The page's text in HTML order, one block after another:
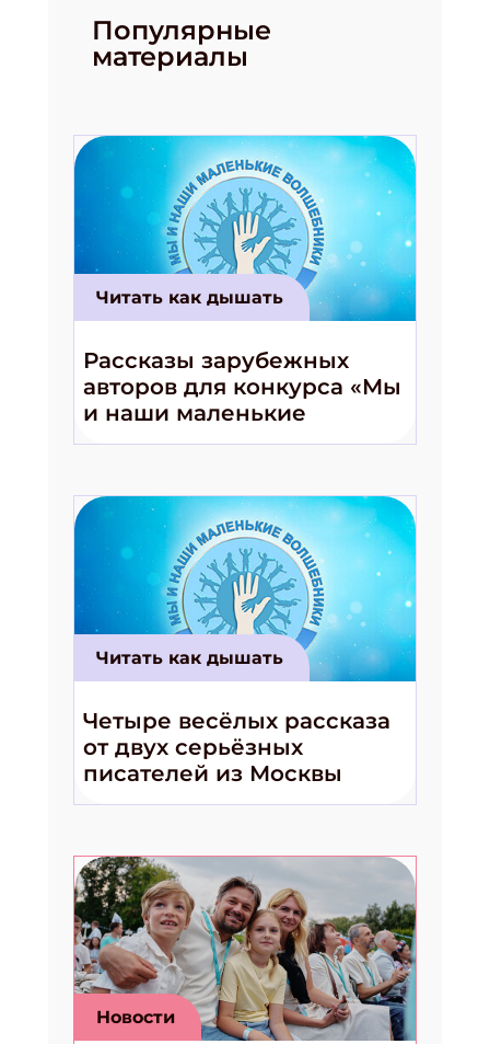
Популярные
материалы
Читать как дышать
Рассказы зарубежных
авторов для конкурса «Мы
и наши маленькие
волшебники!»
Читать как дышать
Четыре весёлых рассказа
от двух серьёзных
писателей из Москвы
Новости
Подпишись на рассылку
Получи электронный "Классный журнал" в
подарок!
Укажите Ваш Email